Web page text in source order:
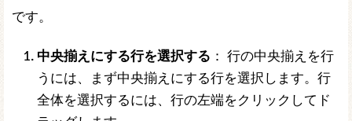
です。
中央揃えにする行を選択する ： 行の中央揃えを行
うには、まず中央揃えにする行を選択します。行
全体を選択するには、行の左端をクリックしてド